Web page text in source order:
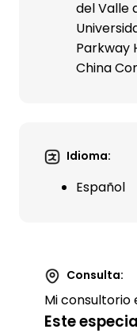
del Valle
Parkway
China
Idioma:
Español
Consulta:
Mi consultorio
Este